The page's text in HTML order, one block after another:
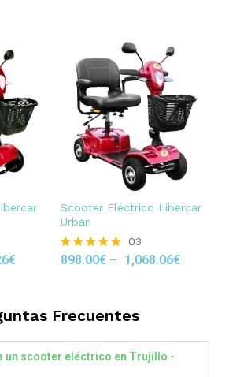
€
Scooter Eléctrico Libercar
Urban
Rated
03
898.00€ – 1,068.06€
Frecuentes
un scooter eléctrico en Trujillo -